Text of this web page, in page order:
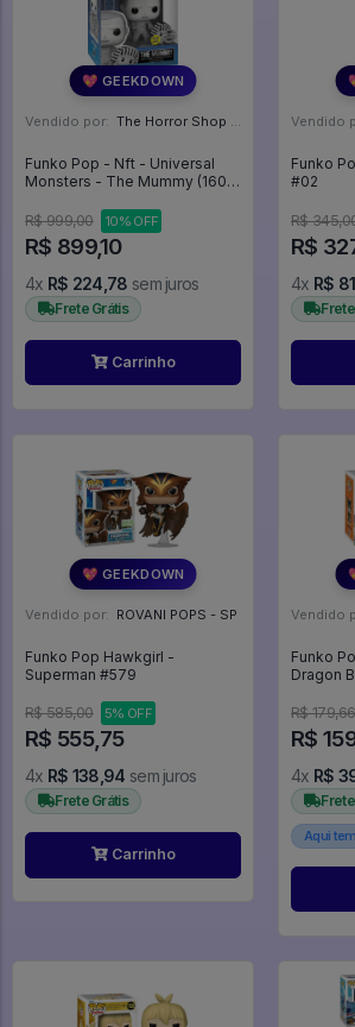
💖 GEEKDOWN
Vendido por: The Horror Shop - Colecionáveis - MG
Funko Pop - Nft - Universal
Monsters - The Mummy (1600
Monsters #324
R$ 999,00 10% OFF
R$ 899,10
4x R$ 224,78 sem juros
Frete Grátis
Carrinho
Vendido
Funko
#02
R$
R$
4x R$
💖 GEEKDOWN
Vendido por: ROVANI POPS - SP
Funko Pop Hawkgirl -
Superman #579
R$ 585,00 5% OFF
R$ 555,75
4x R$ 138,94 sem juros
Frete Grátis
Carrinho
Vendido
Funko
R$ 179,66
R$
4x R$
Aqui